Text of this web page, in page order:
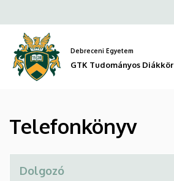
GTK
Tudományos
Diákkör
a
tartalomra
Debreceni Egyetem
GTK Tudományos Diákkör
Telefonkönyv